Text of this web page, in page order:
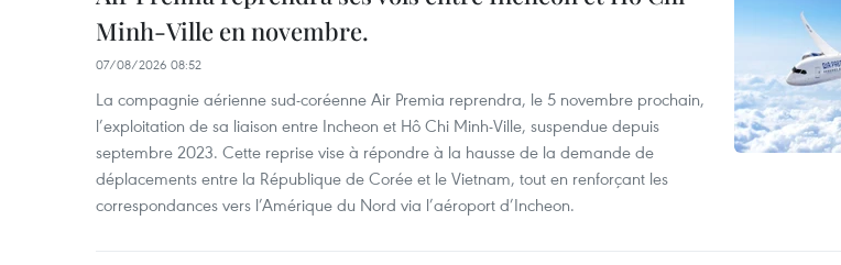
Minh-Ville en novembre.
07/08/2026 08:52
La compagnie aérienne sud-coréenne Air Premia reprendra, le 5 novembre prochain,
l’exploitation de sa liaison entre Incheon et Hô Chi Minh-Ville, suspendue depuis
septembre 2023. Cette reprise vise à répondre à la hausse de la demande de
déplacements entre la République de Corée et le Vietnam, tout en renforçant les
correspondances vers l’Amérique du Nord via l’aéroport d’Incheon.